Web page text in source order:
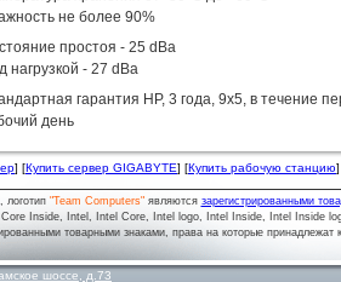
не более 90%
простоя - 25 dBa
нагрузкой - 27 dBa
гарантия HP, 3 года, 9х5, в течение
день
] [Купить сервер GIGABYTE] [Купить рабочую станцию
, логотип "Team Computers"являются зарегистрированными
Inside, Intel, Intel Core, Intel logo, Intel Inside, Intel Inside
товарными знаками, права на которые
шоссе, д.73